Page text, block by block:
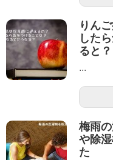
りん
した
ると？
...
梅雨
や除
た